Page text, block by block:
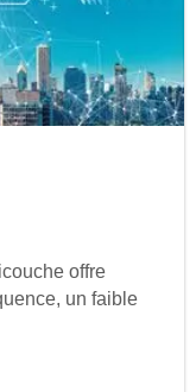
offre
un faible